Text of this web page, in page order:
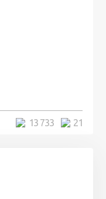
21
13 733